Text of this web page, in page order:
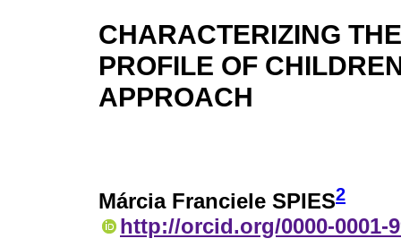
CHARACTERIZING
PROFILE OF
APPROACH
Márcia Franciele SPIES2
http://orcid.org/0000-0001-